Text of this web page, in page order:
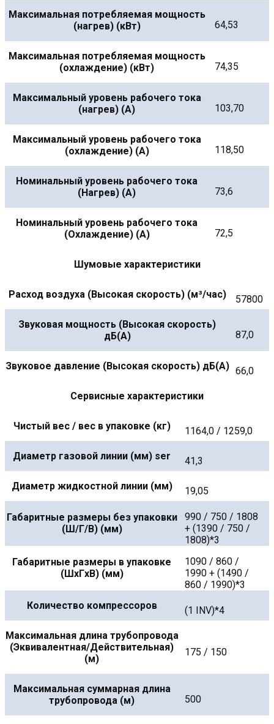
Максимальная потребляемая мощность
(нагрев) (кВт)
64,53
Максимальная потребляемая мощность
(охлаждение) (кВт)
74,35
Максимальный уровень рабочего тока
(нагрев) (А)
103,70
Максимальный уровень рабочего тока
(охлаждение) (А)
118,50
Номинальный уровень рабочего тока
(Нагрев) (А)
73,6
Номинальный уровень рабочего тока
(Охлаждение) (А)
72,5
Шумовые характеристики
Расход воздуха (Высокая скорость) (м³/час) 57800
Звуковая мощность (Высокая скорость)
дБ(А)
87,0
Звуковое давление (Высокая скорость) дБ(А) 66,0
Сервисные характеристики
Чистый вес / вес в упаковке (кг) 1164,0 / 1259,0
Диаметр газовой линии (мм) ser 41,3
Диаметр жидкостной линии (мм) 19,05
Габаритные размеры без упаковки
(Ш/Г/В) (мм)
990 / 750 / 1808
+ (1390 / 750 /
1808)*3
Габаритные размеры в упаковке
(ШxГxВ) (мм)
1090 / 860 /
1990 + (1490 /
860 / 1990)*3
Количество компрессоров
(1 INV)*4
Максимальная длина трубопровода
(Эквивалентная/Действительная)
(м)
175 / 150
Максимальная суммарная длина
трубопровода (м)
500